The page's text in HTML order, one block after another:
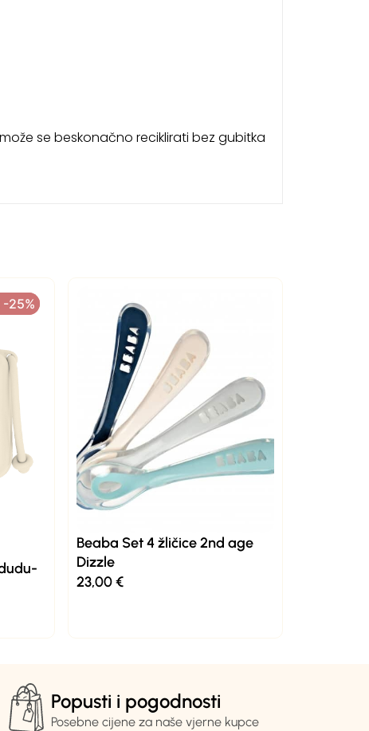
se beskonačno reciklirati bez gubitka
25%
25%
Beaba Set 4 žličice 2nd age
Dizzle
23,00€
Popusti i pogodnosti
Posebne cijene za naše vjerne kupce